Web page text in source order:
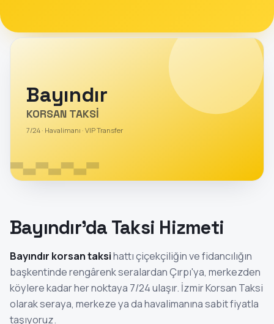
Bayındır
KORSAN TAKSİ
7/24 · Havalimanı · VIP Transfer
Bayındır'da Taksi Hizmeti
Bayındır korsan taksihattı çiçekçiliğin ve fidancılığın
başkentinde rengârenk seralardan Çırpı'ya, merkezden
köylere kadar her noktaya 7/24 ulaşır. İzmir Korsan Taksi
olarak seraya, merkeze ya da havalimanına sabit fiyatla
taşıyoruz.